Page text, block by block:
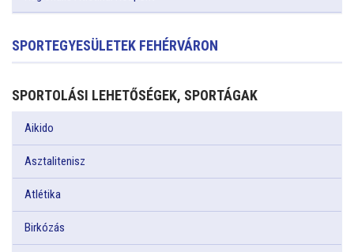
SPORTEGYESÜLETEK FEHÉRVÁRON
SPORTOLÁSI LEHETŐSÉGEK, SPORTÁGAK
Aikido
Asztalitenisz
Atlétika
Birkózás